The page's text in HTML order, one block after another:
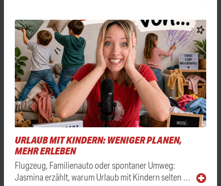
URLAUB MIT KINDERN: WENIGER PLANEN,
MEHR ERLEBEN
Flugzeug, Familienauto oder spontaner Umweg:
Jasmina erzählt, warum Urlaub mit Kindern selten …